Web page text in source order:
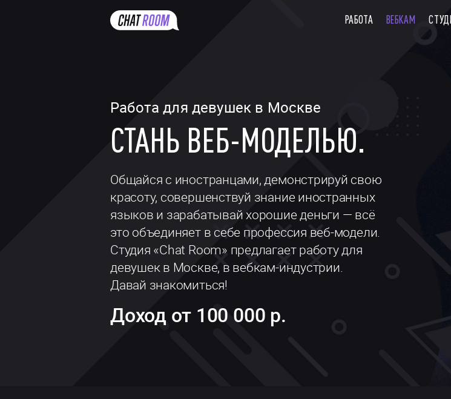
РАБОТА ВЕБКАМ
Работа для девушек в Москве
СТАНЬ ВЕБ-МОДЕЛЬЮ.
Общайся с иностранцами, демонстрируй свою
красоту, совершенствуй знание иностранных
языков и зарабатывай хорошие деньги — всё
это объединяет в себе профессия веб-модели.
Студия «Сhat Room» предлагает работу для
девушек в Москве, в вебкам-индустрии.
Давай знакомиться!
Доход от 100 000 р.